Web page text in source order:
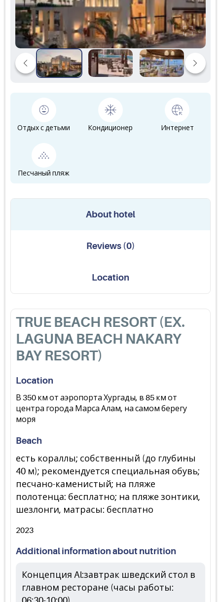
Отдых с детьми Кондиционер Интернет
Песчаный пляж
About hotel
Reviews(0)
Location
TRUE BEACH RESORT (EX.
LAGUNA BEACH NAKARY
BAY RESORT)
Location
В 350 км от аэропорта Хургады, в 85 км от
центра города Марса Алам, на самом берегу
моря
Beach
есть кораллы; собственный (до глубины
40 м); рекомендуется специальная обувь;
песчано-каменистый; на пляже
полотенца: бесплатно; на пляже зонтики,
шезлонги, матрасы: бесплатно
2023
Additional information about nutrition
Концепция Al:завтрак шведский стол в
главном ресторане (часы работы: